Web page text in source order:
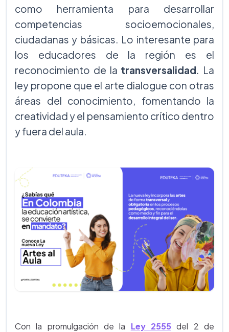
como herramienta para desarrollar
competencias socioemocionales,
ciudadanas y básicas. Lo interesante para
los educadores de la región es el
reconocimiento de la transversalidad. La
ley propone que el arte dialogue con otras
áreas del conocimiento, fomentando la
creatividad y el pensamiento crítico dentro
y fuera del aula.
Con la promulgación de la Ley 2555 del 2 de